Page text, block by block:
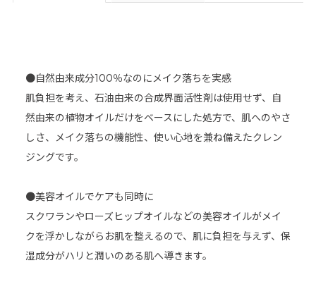
詳細はこちら＞
●自然由来成分100％なのにメイク落ちを実感
肌負担を考え、石油由来の合成界面活性剤は使用せず、自
然由来の植物オイルだけをベースにした処方で、肌へのやさ
しさ、メイク落ちの機能性、使い心地を兼ね備えたクレン
ジングです。
●美容オイルでケアも同時に
スクワランやローズヒップオイルなどの美容オイルがメイ
クを浮かしながらお肌を整えるので、肌に負担を与えず、保
湿成分がハリと潤いのある肌へ導きます。